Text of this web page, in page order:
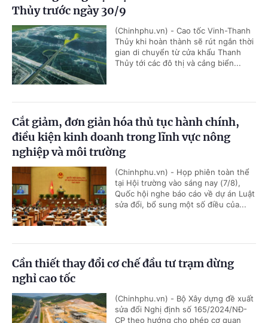
Thủy trước ngày 30/9
(Chinhphu.vn) - Cao tốc Vinh-Thanh
Thủy khi hoàn thành sẽ rút ngắn thời
gian di chuyển từ cửa khẩu Thanh
Thủy tới các đô thị và cảng biển...
Cắt giảm, đơn giản hóa thủ tục hành chính,
điều kiện kinh doanh trong lĩnh vực nông
nghiệp và môi trường
(Chinhphu.vn) - Họp phiên toàn thể
tại Hội trường vào sáng nay (7/8),
Quốc hội nghe báo cáo về dự án Luật
sửa đổi, bổ sung một số điều của...
Cần thiết thay đổi cơ chế đầu tư trạm dừng
nghỉ cao tốc
(Chinhphu.vn) - Bộ Xây dựng đề xuất
sửa đổi Nghị định số 165/2024/NĐ-
CP theo hướng cho phép cơ quan